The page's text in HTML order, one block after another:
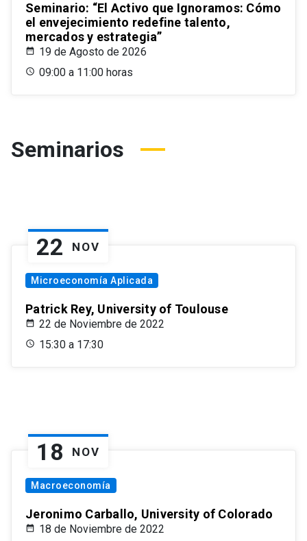
Seminario: “El Activo que Ignoramos: Cómo
el envejecimiento redefine talento,
mercados y estrategia”
19 de Agosto de 2026
09:00 a 11:00 horas
Seminarios
22 NOV
Microeconomía Aplicada
Patrick Rey, University of Toulouse
22 de Noviembre de 2022
15:30 a 17:30
18 NOV
Macroeconomía
Jeronimo Carballo, University of Colorado
18 de Noviembre de 2022